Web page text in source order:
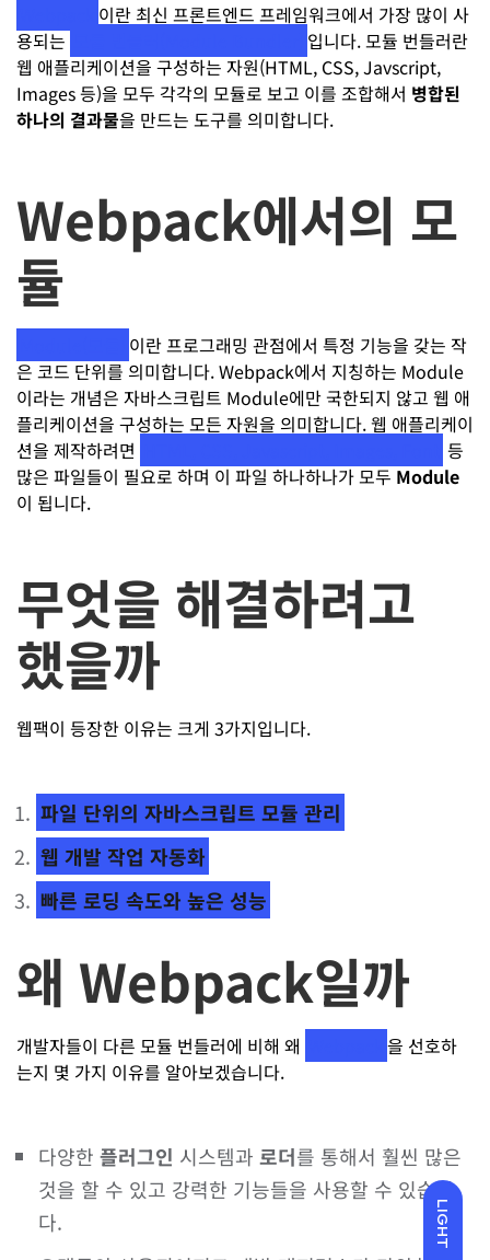
LIGHT
이란 최신 프론트엔드 프레임워크에서 가장 많이 사
용되는
입니다. 모듈 번들러란
웹 애플리케이션을 구성하는 자원(HTML, CSS, Javscript,
Images 등)을 모두 각각의 모듈로 보고 이를 조합해서 병합된
하나의 결과물을 만드는 도구를 의미합니다.
Webpack에서의 모
듈
이란 프로그래밍 관점에서 특정 기능을 갖는 작
은 코드 단위를 의미합니다. Webpack에서 지칭하는 Module
이라는 개념은 자바스크립트 Module에만 국한되지 않고 웹 애
플리케이션을 구성하는 모든 자원을 의미합니다. 웹 애플리케이
션을 제작하려면
등
많은 파일들이 필요로 하며 이 파일 하나하나가 모두 Module
이 됩니다.
무엇을 해결하려고
했을까
웹팩이 등장한 이유는 크게 3가지입니다.
파일 단위의 자바스크립트 모듈 관리
웹 개발 작업 자동화
빠른 로딩 속도와 높은 성능
왜 Webpack일까
개발자들이 다른 모듈 번들러에 비해 왜
을 선호하
는지 몇 가지 이유를 알아보겠습니다.
다양한 플러그인 시스템과 로더를 통해서 훨씬 많은
것을 할 수 있고 강력한 기능들을 사용할 수 있습니
다.